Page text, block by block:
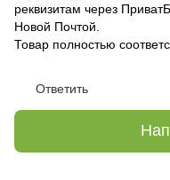
реквизитам через
Новой Почтой.
Товар полностью
Ответить